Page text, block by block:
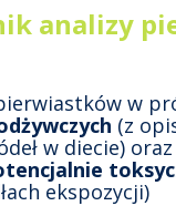
analizy
w
(z
w diecie) oraz
ekspozycji)